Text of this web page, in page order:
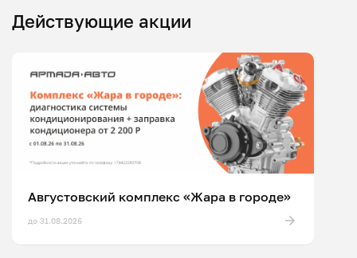
Действующие акции
Августовский комплекс «Жара в городе»
до 31.08.2026